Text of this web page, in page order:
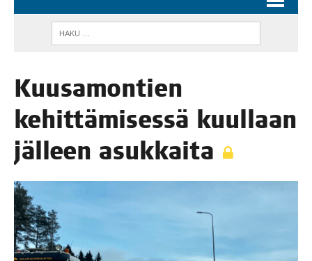
Kuusa­mon­tien
kehit­tä­mi­ses­sä kuul­laan
jäl­leen asukkaita